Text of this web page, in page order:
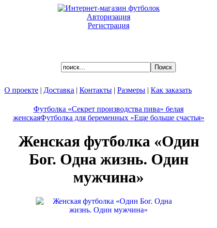
Авторизация
Регистрация
О проекте | Доставка | Контакты | Размеры | Как заказать
Футболка «Секрет производства пива» белая
женскаяФутболка для беременных «Еще больше счастья»
Женская футболка «Один
Бог. Одна жизнь. Один
мужчина»